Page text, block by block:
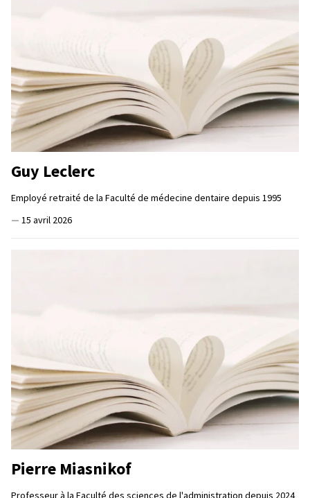
Guy Leclerc
Employé retraité de la Faculté de médecine dentaire depuis 1995
— 15 avril 2026
Pierre Miasnikof
Professeur à la Faculté des sciences de l'administration depuis 2024